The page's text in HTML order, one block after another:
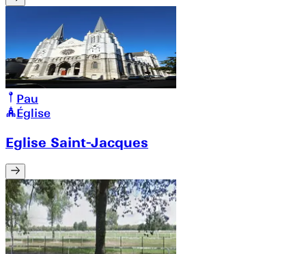
Pau
Église
Eglise Saint-Jacques